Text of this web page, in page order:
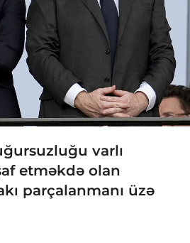
varlı
etməkdə olan
parçalanmanı üzə